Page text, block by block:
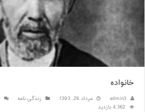
خانواده
admin3 مرداد 28, 1393 زندگی نامه
4,362 بازدید